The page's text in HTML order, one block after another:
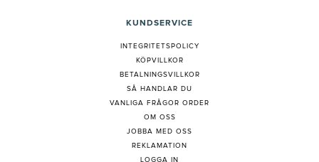
KUNDSERVICE
INTEGRITETSPOLICY
KÖPVILLKOR
BETALNINGSVILLKOR
SÅ HANDLAR DU
VANLIGA FRÅGOR ORDER
OM OSS
JOBBA MED OSS
REKLAMATION
LOGGA IN